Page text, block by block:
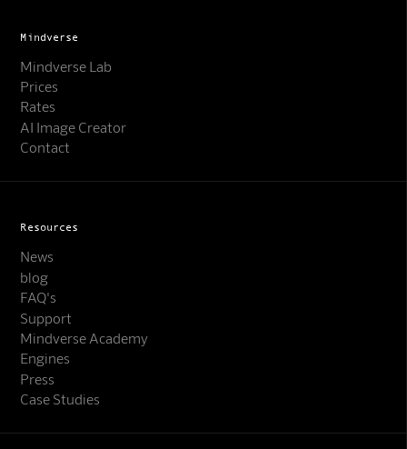
Mindverse
Mindverse Lab
Prices
Rates
AI Image Creator
Contact
Resources
News
blog
FAQ's
Support
Mindverse Academy
Engines
Press
Case Studies